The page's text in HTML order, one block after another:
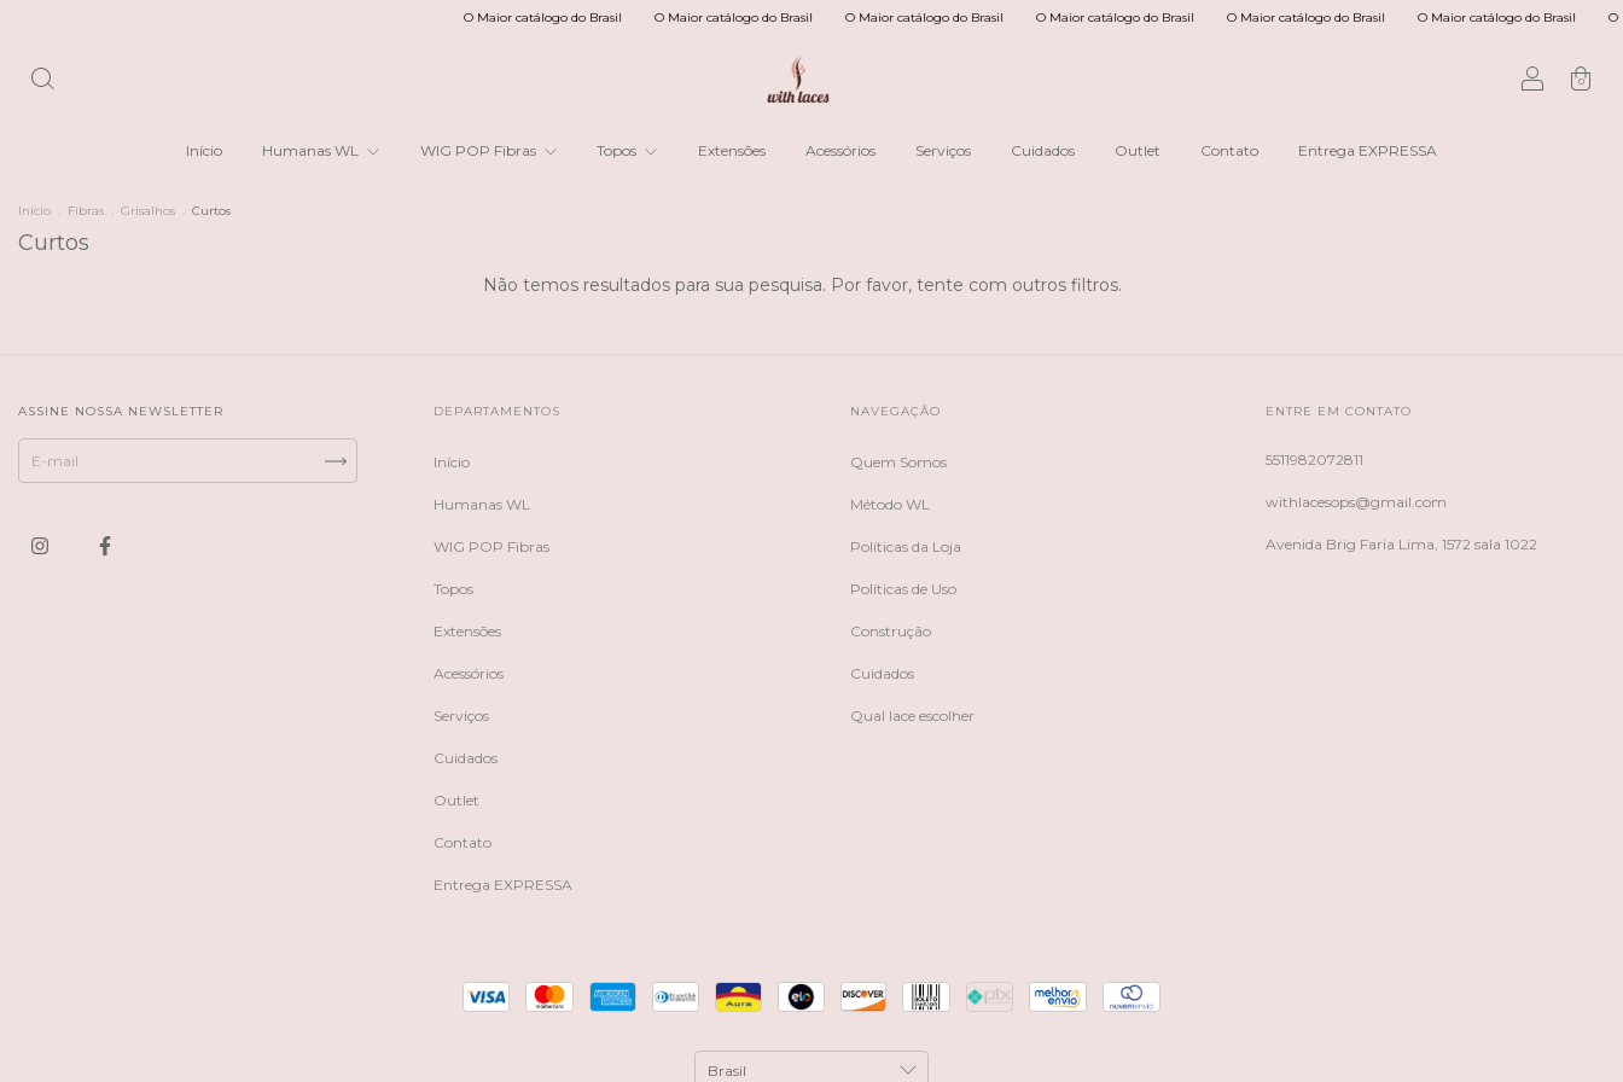
O Maior catálogo do Brasil O Maior catálogo do Brasil O Maior catálogo do Brasil O Maior catálogo do Brasil O Maior catálogo do Brasil O Maior catálogo do Brasil O
0
Início Humanas WL WIG POP Fibras Topos Extensões Acessórios Serviços Cuidados Outlet Contato Entrega EXPRESSA
Início . Fibras . Grisalhos . Curtos
Curtos
Não temos resultados para sua pesquisa. Por favor, tente com outros filtros.
ASSINE NOSSA NEWSLETTER DEPARTAMENTOS
Início
Humanas WL
WIG POP Fibras
Topos
Extensões
Acessórios
Serviços
Cuidados
Outlet
Contato
Entrega EXPRESSA
NAVEGAÇÃO
Quem Somos
Método WL
Políticas da Loja
Políticas de Uso
Construção
Cuidados
Qual lace escolher
ENTRE EM CONTATO
5511982072811
withlacesops@gmail.com
Avenida Brig Faria Lima, 1572 sala 1022